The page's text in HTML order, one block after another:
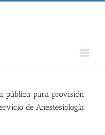
pública para provisión
de Anestesiología